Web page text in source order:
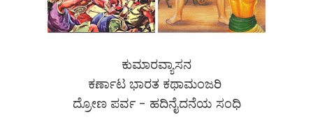
ಕುಮಾರವ್ಯಾಸನ
ಕರ್ಣಾಟ ಭಾರತ ಕಥಾಮಂಜರಿ
ದ್ರೋಣ ಪರ್ವ - ಹದಿನೈದನೆಯ ಸಂಧಿ